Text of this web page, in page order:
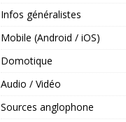
Infos généralistes
Mobile (Android / iOS)
Domotique
Audio / Vidéo
Sources anglophone